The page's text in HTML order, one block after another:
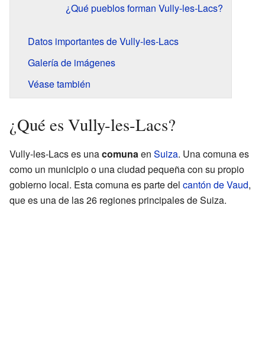
¿Qué pueblos forman Vully-les-Lacs?
Datos importantes de Vully-les-Lacs
Galería de imágenes
Véase también
¿Qué es Vully-les-Lacs?
Vully-les-Lacs es unacomunaen Suiza. Una comuna es
como un municipio o una ciudad pequeña con su propio
gobierno local. Esta comuna es parte del cantón de Vaud,
que es una de las 26 regiones principales de Suiza.